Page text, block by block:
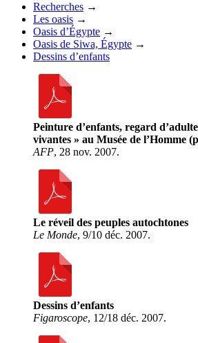
Recherches →
Les oasis →
Oasis d’Égypte →
Oasis de Siwa, Égypte →
Dessins d’enfants
Peinture d’enfants, regard
vivantes » au Musée de l’Homme
AFP, 28 nov. 2007.
Le réveil des peuples autochtones
Le Monde, 9/10 déc. 2007.
Dessins d’enfants
Figaroscope, 12/18 déc. 2007.